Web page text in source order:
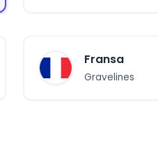
Fransa
Gravelines